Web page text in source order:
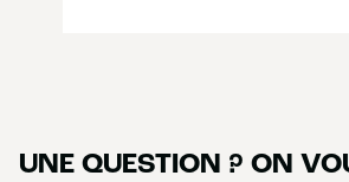
UNE QUESTION ? ON